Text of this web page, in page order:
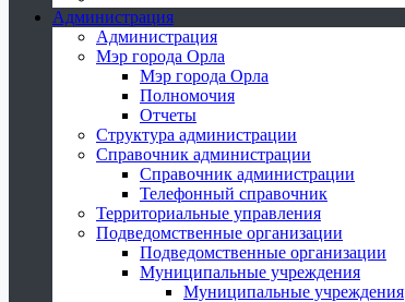
Администрация
Администрация
Мэр города Орла
Мэр города Орла
Полномочия
Отчеты
Структура администрации
Справочник администрации
Справочник администрации
Телефонный справочник
Территориальные управления
Подведомственные организации
Подведомственные организации
Муниципальные учреждения
Муниципальные учреждения